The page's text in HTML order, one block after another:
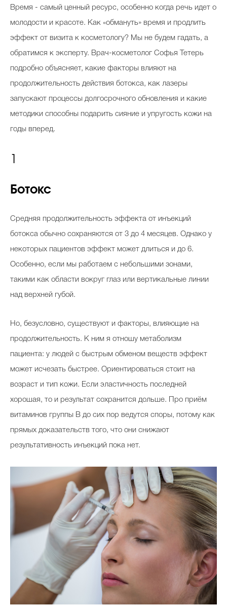
Время - самый ценный ресурс, особенно когда речь идет о
молодости и красоте. Как «обмануть» время и продлить
эффект от визита к косметологу? Мы не будем гадать, а
обратимся к эксперту. Врач-косметолог Софья Тетерь
подробно объясняет, какие факторы влияют на
продолжительность действия ботокса, как лазеры
запускают процессы долгосрочного обновления и какие
методики способны подарить сияние и упругость кожи на
годы вперед.
Ботокс
Средняя продолжительность эффекта от инъекций
ботокса обычно сохраняются от 3 до 4 месяцев. Однако у
некоторых пациентов эффект может длиться и до 6.
Особенно, если мы работаем с небольшими зонами,
такими как области вокруг глаз или вертикальные линии
над верхней губой.
Но, безусловно, существуют и факторы, влияющие на
продолжительность. К ним я отношу метаболизм
пациента: у людей с быстрым обменом веществ эффект
может исчезать быстрее. Ориентироваться стоит на
возраст и тип кожи. Если эластичность последней
хорошая, то и результат сохранится дольше. Про приём
витаминов группы В до сих пор ведутся споры, потому как
прямых доказательств того, что они снижают
результативность инъекций пока нет.